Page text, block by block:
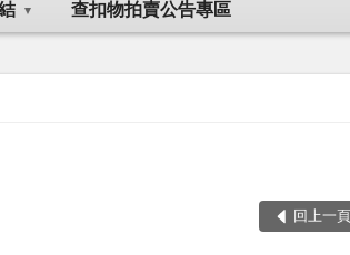
查扣物拍賣公告專區
回上一頁